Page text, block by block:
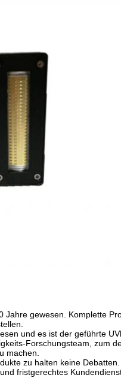
Jahre gewesen. Komplette
und es ist der geführte
Forschungsteam, zum
machen.
zu halten keine Debatten.
fristgerechtes